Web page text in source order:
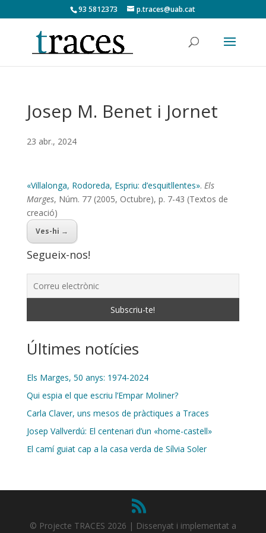
93 5812373 p.traces@uab.cat
Josep M. Benet i Jornet
23 abr., 2024
«Villalonga, Rodoreda, Espriu: d’esquitllentes». Els
Marges, Núm. 77 (2005, Octubre), p. 7-43 (Textos de
creació)
Ves-hi →
Segueix-nos!
Últimes notícies
Els Marges, 50 anys: 1974-2024
Qui espia el que escriu l’Empar Moliner?
Carla Claver, uns mesos de pràctiques a Traces
Josep Vallverdú: El centenari d’un «home-castell»
El camí guiat cap a la casa verda de Sílvia Soler
© Projecte TRACES 2026 | Dissenyat i implementat a